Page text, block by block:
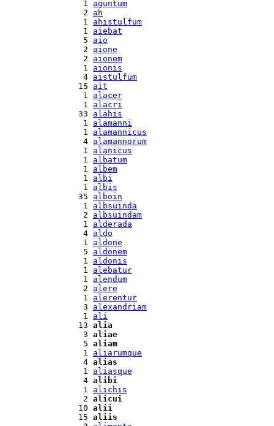
  1
aguntum
  2
ah
  1
ahistulfum
  1
aiebat
  5
aio
  2
aione
  2
aionem
  1
aionis
  4
aistulfum
15 ait
  1
alacer
  1
alacri
33 alahis
  1
alamanni
  1
alamannicus
  4
alamannorum
  1
alanicus
  1
albatum
  1
albem
  1
albi
  1
albis
35 alboin
  1
albsuinda
  2
albsuindam
  1
alderada
  4
aldo
  1
aldone
  5
aldonem
  1
aldonis
  1
alebatur
  1
alendum
  2
alere
  1
alerentur
  3
alexandriam
  1
ali
13 alia
  3
aliae
  5
aliam
  1
aliarumque
  4
alias
  1
aliasque
  4
alibi
  1
alichis
  2
alicui
10 alii
15 aliis